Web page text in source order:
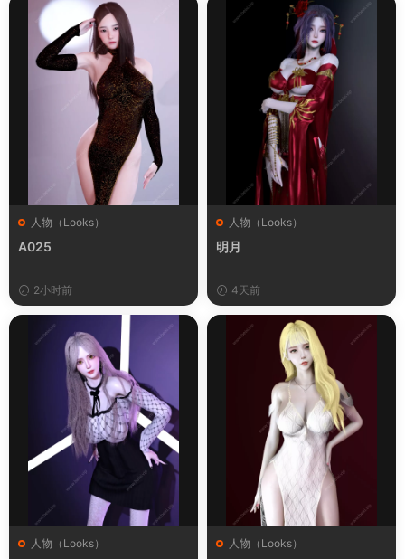
人物（Looks）
A025
2小时前
人物（Looks）
明月
4天前
人物（Looks） 人物（Looks）